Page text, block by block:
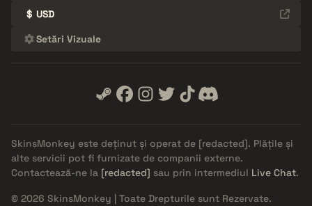
$ USD
Setări Vizuale
SkinsMonkey este deținut și operat de [redacted]. Plățile și
alte servicii pot fi furnizate de companii externe.
Contactează-ne la [redacted] sau prin intermediul Live Chat.
© 2026 SkinsMonkey | Toate Drepturile sunt Rezervate.